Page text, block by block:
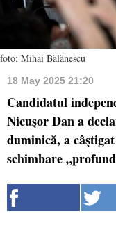
foto: Mihai Bălănescu
18 May 2025 21:20
Candidatul
Nicuşor Dan a
duminică, a
schimbare